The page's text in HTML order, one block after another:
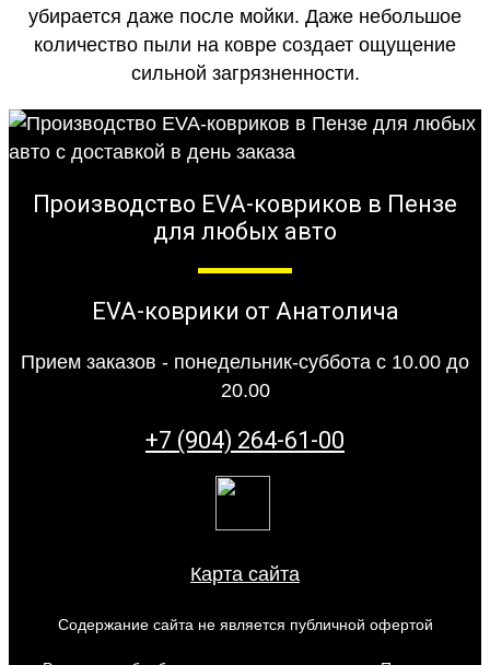
убирается даже после мойки. Даже небольшое
количество пыли на ковре создает ощущение
сильной загрязненности.
Производство EVA-ковриков в Пензе
для любых авто
EVA-коврики от Анатолича
Прием заказов - понедельник-суббота с 10.00 до
20.00
+7 (904) 264-61-00
Карта сайта
Содержание сайта не является публичной офертой